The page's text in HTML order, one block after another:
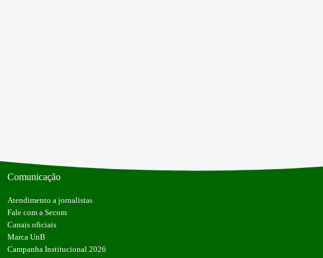
Comunicação
Atendimento a jornalistas
Fale com a Secom
Canais oficiais
Marca UnB
Campanha Institucional 2026